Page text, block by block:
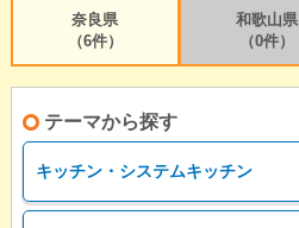
奈良県
（6件）
和歌山県
（0件）
テーマから探す
キッチン・システムキッチン